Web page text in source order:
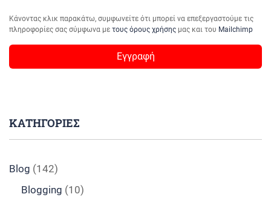
Κάνοντας κλικ παρακάτω, συμφωνείτε ότι μπορεί να επεξεργαστούμε τις
πληροφορίες σας σύμφωνα με τους όρους χρήσης μας και του Mailchimp
ΚΑΤΗΓΟΡΙΕΣ
Blog (142)
Blogging (10)